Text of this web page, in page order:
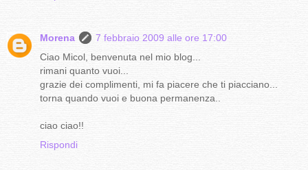
Morena
7 febbraio 2009 alle ore 17:00
Ciao Micol, benvenuta nel mio blog...
rimani quanto vuoi...
grazie dei complimenti, mi fa piacere che ti piacciano...
torna quando vuoi e buona permanenza..
ciao ciao!!
Rispondi